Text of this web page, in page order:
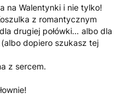
na Walentynki i nie tylko!
z romantycznym
drugiej połówki… albo dla
(albo dopiero szukasz tej
z sercem.